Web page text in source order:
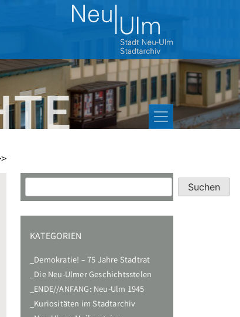
Suchen Suchen
KATEGORIEN
Demokratie! – 75 Jahre Stadtrat
Die Neu-Ulmer Geschichtsstelen
ENDE//ANFANG: Neu-Ulm 1945
Kuriositäten im Stadtarchiv